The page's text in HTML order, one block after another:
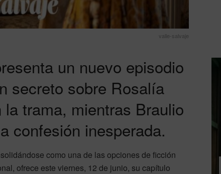
valle-salvaje
un nuevo episodio
secreto sobre Rosalía
trama, mientras Braulio
confesión inesperada.
como una de las opciones de ficción
ofrece este viernes, 12 de junio, su capítulo